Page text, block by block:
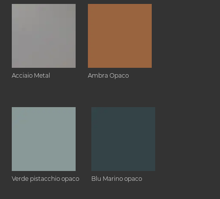
Acciaio Metal Ambra Opaco
Verde pistacchio opaco Blu Marino opaco